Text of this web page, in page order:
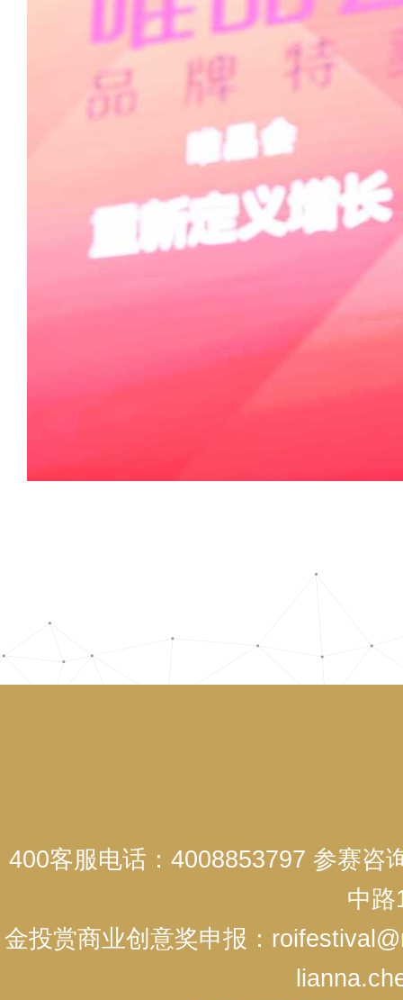
400客服电话：4008853797 参赛咨
中路
金投赏商业创意奖申报：